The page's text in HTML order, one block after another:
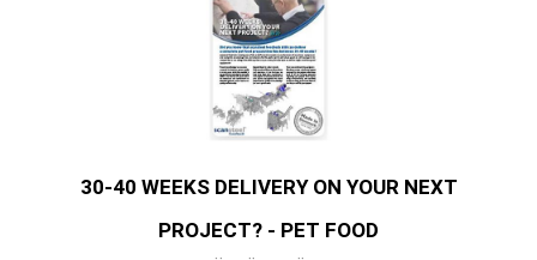
30-40 WEEKS DELIVERY ON YOUR NEXT
PROJECT? - PET FOOD